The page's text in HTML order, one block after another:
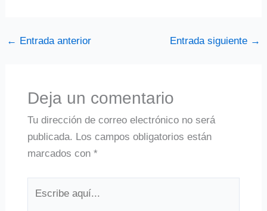
← Entrada anterior Entrada siguiente →
Deja un comentario
Tu dirección de correo electrónico no será
publicada. Los campos obligatorios están
marcados con *